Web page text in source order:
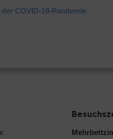
COVID-19-Pandemie.